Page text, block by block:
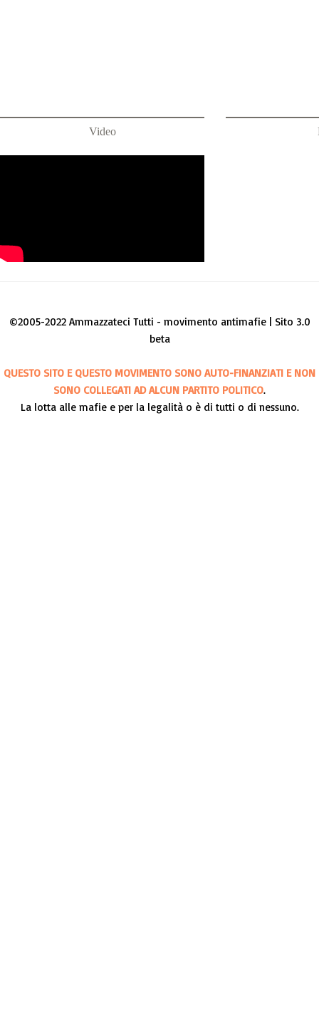
Video
©2005-2022 Ammazzateci Tutti - movimento antimafie | Sito 3.0
beta
QUESTO SITO E QUESTO MOVIMENTO SONO AUTO-FINANZIATI E NON
SONO COLLEGATI AD ALCUN PARTITO POLITICO.
La lotta alle mafie e per la legalità o è di tutti o di nessuno.